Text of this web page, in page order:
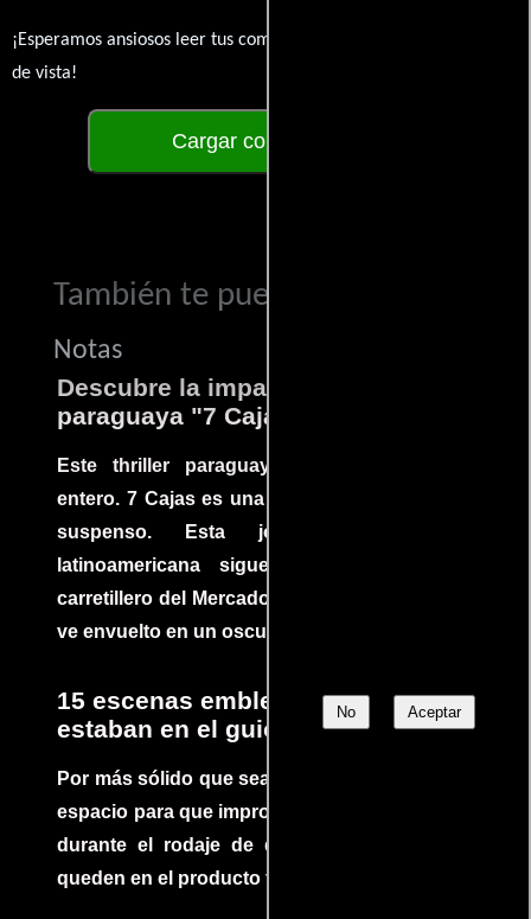
No Aceptar
¡Esperamos ansiosos leer tus comentarios y conocer tus puntos
de vista!
Cargar comentarios
También te puede interesar...
Notas
Descubre la impactante película
paraguaya "7 Cajas"
Este thriller paraguayo cautivó al mundo
entero. 7 Cajas es una explosión de acción y
suspenso. Esta joya cinematográfica
latinoamericana sigue la historia de un
carretillero del Mercado 4 de Asunción que se
ve envuelto en un oscuro mundo de crimen
15 escenas emblemáticas que no
estaban en el guion
Por más sólido que sea un guión siempre hay
espacio para que improvisaciones que se dan
durante el rodaje de determinadas escenas
queden en el producto final.